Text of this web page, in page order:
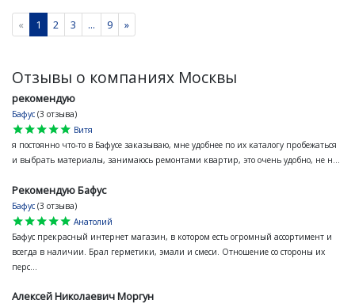
« 1 2 3 ... 9 »
Отзывы о компаниях Москвы
рекомендую
Бафус (3 отзыва)
star
star
star
star
star
Витя
я постоянно что-то в Бафусе заказываю, мне удобнее по их каталогу пробежаться
и выбрать материалы, занимаюсь ремонтами квартир, это очень удобно, не н...
Рекомендую Бафус
Бафус (3 отзыва)
star
star
star
star
star
Анатолий
Бафус прекрасный интернет магазин, в котором есть огромный ассортимент и
всегда в наличии. Брал герметики, эмали и смеси. Отношение со стороны их
перс...
Алексей Николаевич Моргун